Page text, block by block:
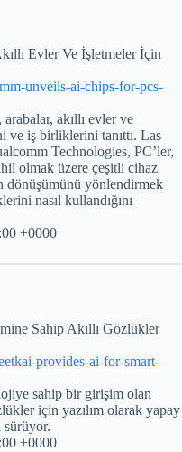
Evler Ve İşletmeler İçin
unveils-ai-chips-for-pcs-
akıllı evler ve
ve iş birliklerini tanıttı. Las
Technologies, PC’ler,
olmak üzere çeşitli cihaz
dönüşümünü yönlendirmek
nasıl kullandığını
+0000
Sahip Akıllı Gözlükler
provides-ai-for-smart-
sahip bir girişim olan
için yazılım olarak yapay
sürüyor.
+0000